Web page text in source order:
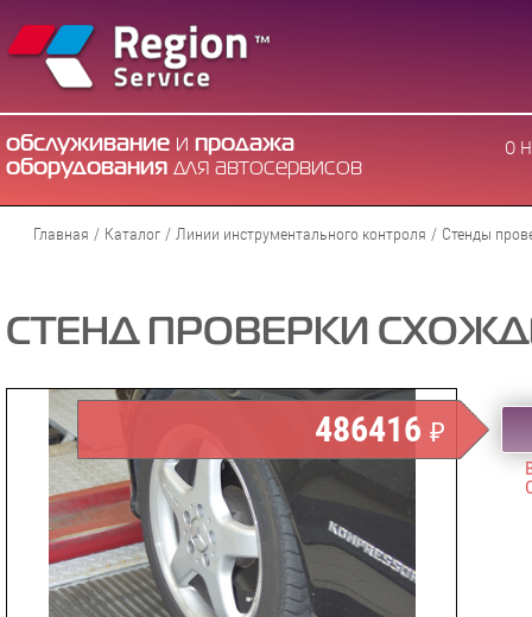
обслуживание ипродажа
оборудования для автосервисов
О
Главная / Каталог / Линии инструментального контроля / Стенды
СТЕНД ПРОВЕРКИ
486416 ₽